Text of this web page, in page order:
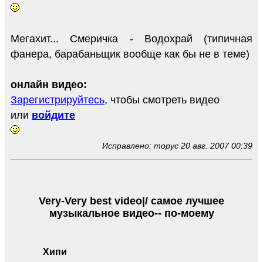
Мегахит... Смеричка - Водохрай (типичная
фанера, барабаньщик вообще как бы не в теме)
онлайн видео:
Зарегистрируйтесь, чтобы смотреть видео
или войдите
Исправлено: торус 20 авг. 2007 00:39
Хипи
Very-Very best video|/ самое лучшее
музыкальное видео-- по-моему